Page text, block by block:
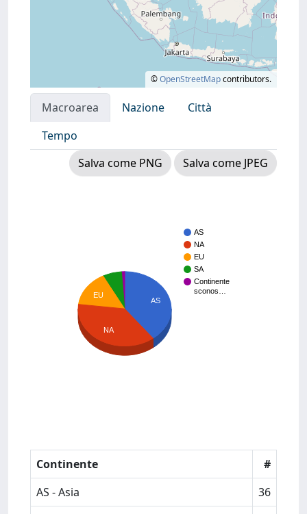
©OpenStreetMapcontributors.
Macroarea Nazione
Città
Tempo
Salva come PNG
Salva come JPEG
AS
NA
EU
SA
Continente
sconos…
AS
EU
NA
Continente
#
AS - Asia
36